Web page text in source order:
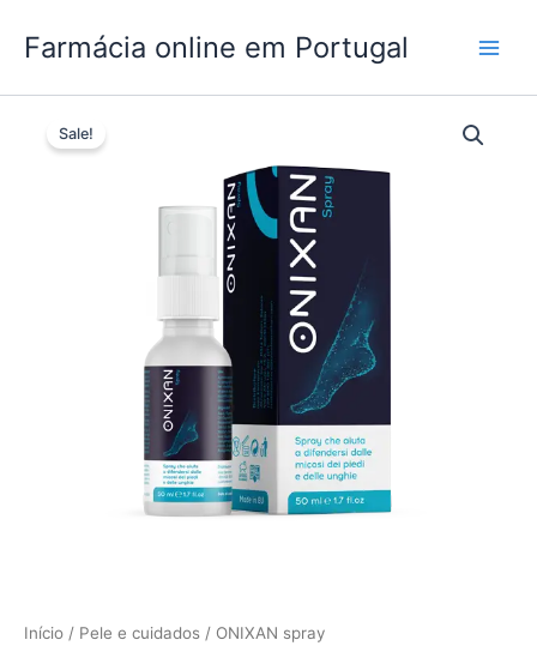
Farmácia online em Portugal
Sale!
Início / Pele e cuidados / ONIXAN spray